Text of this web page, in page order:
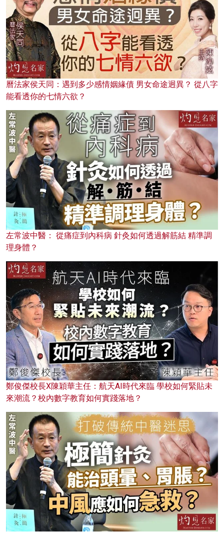
曆法家侯天同：遇到多少感情姻緣債 男女命途迥異？ 從八字
能看透你的七情六欲？
左常波中醫： 從痛症到內科病 針灸如何透過解筋結 精準調
理身體？
鄭俊傑校長X陳穎華主任：航天AI時代來臨 學校如何緊貼未
來潮流？校內數字教育如何實踐落地？